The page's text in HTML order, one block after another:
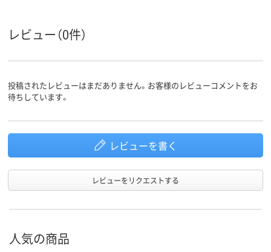
レビュー（0件）
投稿されたレビューはまだありません。お客様のレビューコメントをお
待ちしています。
レビューを書く
レビューをリクエストする
人気の商品